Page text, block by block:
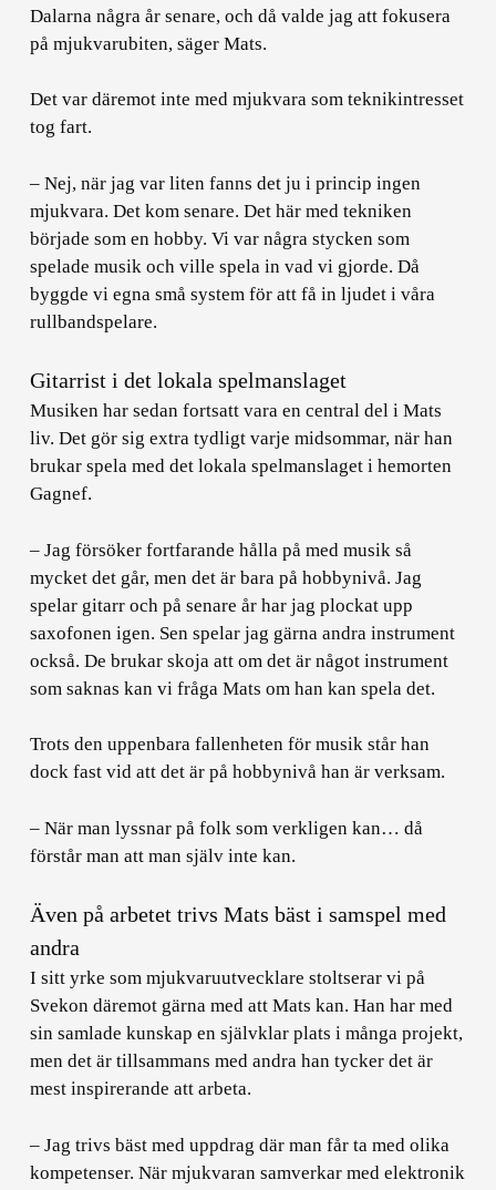
Dalarna några år senare, och då valde jag att fokusera
på mjukvarubiten, säger Mats.
Det var däremot inte med mjukvara som teknikintresset
tog fart.
– Nej, när jag var liten fanns det ju i princip ingen
mjukvara. Det kom senare. Det här med tekniken
började som en hobby. Vi var några stycken som
spelade musik och ville spela in vad vi gjorde. Då
byggde vi egna små system för att få in ljudet i våra
rullbandspelare.
Gitarrist i det lokala spelmanslaget
Musiken har sedan fortsatt vara en central del i Mats
liv. Det gör sig extra tydligt varje midsommar, när han
brukar spela med det lokala spelmanslaget i hemorten
Gagnef.
– Jag försöker fortfarande hålla på med musik så
mycket det går, men det är bara på hobbynivå. Jag
spelar gitarr och på senare år har jag plockat upp
saxofonen igen. Sen spelar jag gärna andra instrument
också. De brukar skoja att om det är något instrument
som saknas kan vi fråga Mats om han kan spela det.
Trots den uppenbara fallenheten för musik står han
dock fast vid att det är på hobbynivå han är verksam.
– När man lyssnar på folk som verkligen kan… då
förstår man att man själv inte kan.
Även på arbetet trivs Mats bäst i samspel med
andra
I sitt yrke som mjukvaruutvecklare stoltserar vi på
Svekon däremot gärna med att Mats kan. Han har med
sin samlade kunskap en självklar plats i många projekt,
men det är tillsammans med andra han tycker det är
mest inspirerande att arbeta.
– Jag trivs bäst med uppdrag där man får ta med olika
kompetenser. När mjukvaran samverkar med elektronik